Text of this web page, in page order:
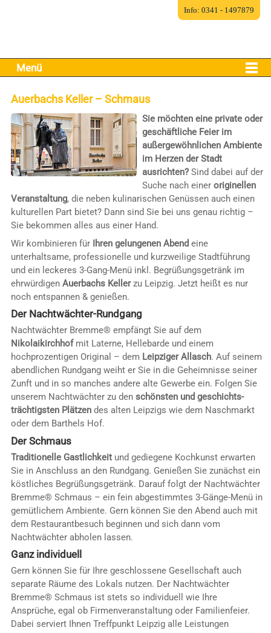
Menü
Auerbachs Keller – Schmaus
Sie möchten eine private oder
geschäftliche Feier im
außergewöhnlichen Ambiente
im Herzen der Stadt
ausrichten?Sind dabei auf der
Suche nach einer originellen
Veranstaltung, die neben kulinarischen Genüssen auch einen
kulturellen Part bietet? Dann sind Sie bei uns genau richtig –
Sie bekommen alles aus einer Hand.
Wir kombinieren für Ihren gelungenen Abend eine
unterhaltsame, professionelle und kurzweilige Stadtführung
und ein leckeres 3-Gang-Menü inkl. Begrüßungsgetränk im
ehrwürdigen Auerbachs Kellerzu Leipzig. Jetzt heißt es nur
noch entspannen & genießen.
Der Nachtwächter-Rundgang
Nachtwächter Bremme® empfängt Sie auf dem
Nikolaikirchhofmit Laterne, Hellebarde und einem
hochprozentigen Original – dem Leipziger Allasch. Auf seinem
abendlichen Rundgang weiht er Sie in die Geheimnisse seiner
Zunft und in so manches andere alte Gewerbe ein. Folgen Sie
unserem Nachtwächter zu den schönsten und geschichts-
trächtigsten Plätzendes alten Leipzigs wie dem Naschmarkt
oder dem Barthels Hof.
Der Schmaus
Traditionelle Gastlichkeitund gediegene Kochkunst erwarten
Sie in Anschluss an den Rundgang. Genießen Sie zunächst ein
köstliches Begrüßungsgetränk. Darauf folgt der Nachtwächter
Bremme® Schmaus – ein fein abgestimmtes 3-Gänge-Menü in
gemütlichem Ambiente. Gern können Sie den Abend auch mit
dem Restaurantbesuch beginnen und sich dann vom
Nachtwächter abholen lassen.
Ganz individuell
Gern können Sie für Ihre geschlossene Gesellschaft auch
separate Räume des Lokals nutzen. Der Nachtwächter
Bremme® Schmaus ist stets so individuell wie Ihre
Ansprüche, egal ob Firmenveranstaltung oder Familienfeier.
Dabei serviert Ihnen Treffpunkt Leipzig alle Leistungen
Info: 0341 - 1497879